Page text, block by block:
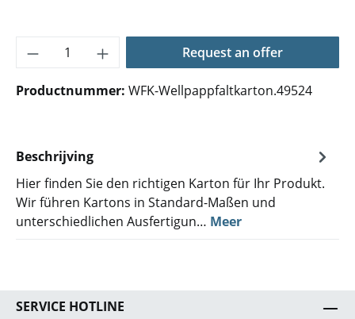
Producthoeveelheid: Voer de gewenste
Request an offer
Productnummer: WFK-Wellpappfaltkarton.49524
Beschrijving
Hier finden Sie den richtigen Karton für Ihr Produkt.
Wir führen Kartons in Standard-Maßen und
unterschiedlichen Ausfertigun… Meer
SERVICE HOTLINE